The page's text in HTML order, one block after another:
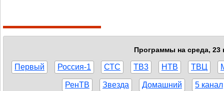
Программы на среда, 23
Первый Россия-1 СТС ТВ3 НТВ ТВЦ
РенТВ Звезда Домашний 5 канал